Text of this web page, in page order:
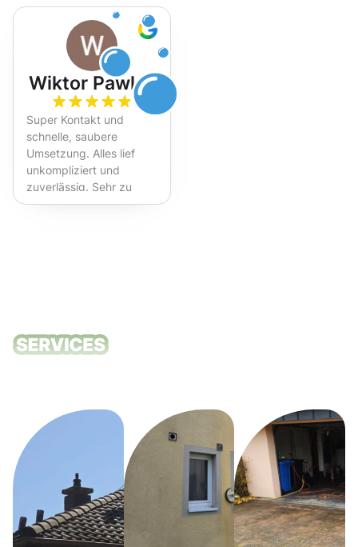
Wiktor Pawlak
Super Kontakt und
schnelle, saubere
Umsetzung. Alles lief
unkompliziert und
zuverlässig. Sehr zu
empfehlen!